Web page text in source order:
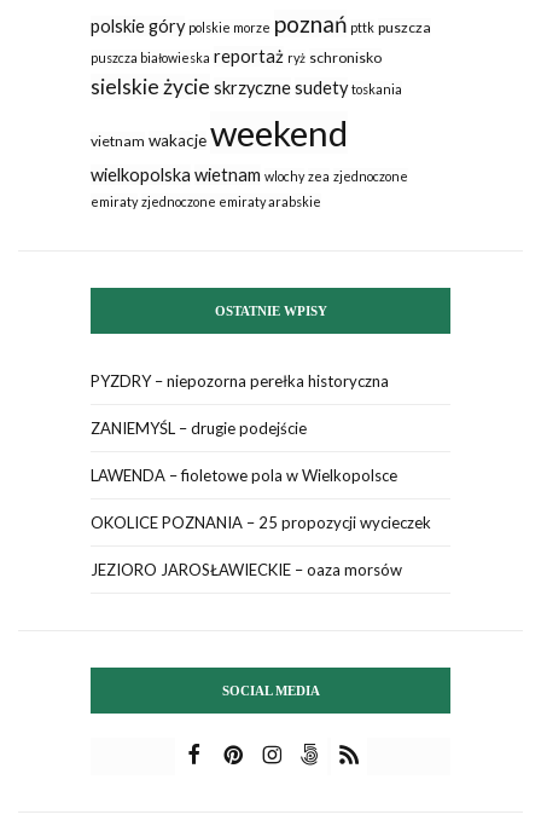
polskie góry polskie morze poznań pttk puszcza
puszcza białowieska reportaż ryż schronisko
sielskie życie skrzycznesudety toskania
vietnam wakacjeweekend
wielkopolska wietnam wlochy zea zjednoczone
emiraty zjednoczone emiraty arabskie
OSTATNIE WPISY
PYZDRY – niepozorna perełka historyczna
ZANIEMYŚL – drugie podejście
LAWENDA – fioletowe pola w Wielkopolsce
OKOLICE POZNANIA – 25 propozycji wycieczek
JEZIORO JAROSŁAWIECKIE – oaza morsów
SOCIAL MEDIA